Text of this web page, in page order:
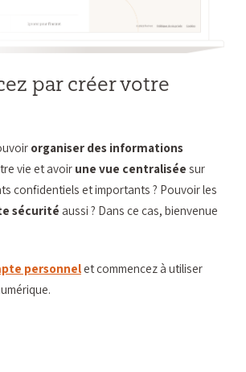
par créer votre
organiser des informations
vie et avoir une vue centralisée sur
confidentiels et importants ? Pouvoir les
sécurité aussi ? Dans ce cas, bienvenue
personnelet commencez à utiliser